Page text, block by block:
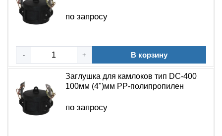
по запросу
- + В корзину
Заглушка для камлоков тип DC-400
100мм (4")мм PP-полипропилен
по запросу